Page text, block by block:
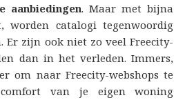
aanbiedingen. Maar met bijna
catalogi tegenwoordig
Er zijn ook niet zo veel Freecity-
dan in het verleden. Immers,
om naar Freecity-webshops te
van je eigen woning